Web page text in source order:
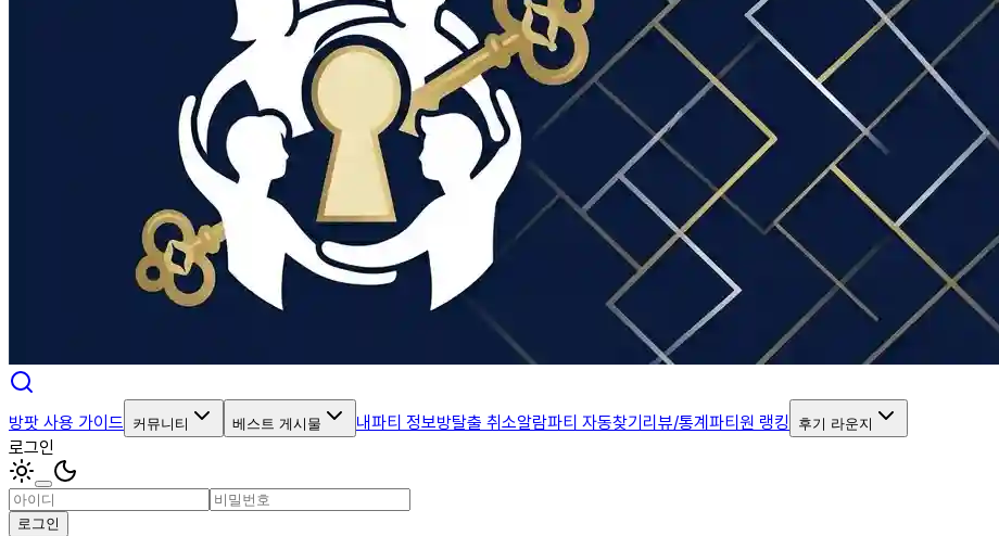
방팟 사용 가이드 커뮤니티 베스트 게시물 내파티 정보방탈출 취소알람파티 자동찾기리뷰/통계파티원 랭킹 후기 라운지
로그인
로그인